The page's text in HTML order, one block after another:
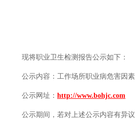
现将职业卫生检测报告公示如下：
公示内容： 工作场所职业病危害因
公示网址： http://www.bohjc.com
公示期间，若对上述公示内容有异